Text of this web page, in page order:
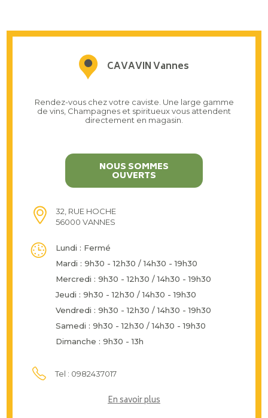
CAVAVIN Vannes
Rendez-vous chez votre caviste. Une large gamme
de vins, Champagnes et spiritueux vous attendent
directement en magasin.
NOUS SOMMES
OUVERTS
32, RUE HOCHE
56000 VANNES
Lundi : Fermé
Mardi : 9h30 - 12h30 / 14h30 - 19h30
Mercredi : 9h30 - 12h30 / 14h30 - 19h30
Jeudi : 9h30 - 12h30 / 14h30 - 19h30
Vendredi : 9h30 - 12h30 / 14h30 - 19h30
Samedi : 9h30 - 12h30 / 14h30 - 19h30
Dimanche : 9h30 - 13h
Tel : 0982437017
En savoir plus